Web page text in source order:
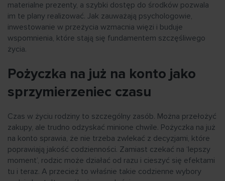
materialne prezenty, a szybki dostęp do środków pozwala
im te plany realizować. Jak zauważają psychologowie,
inwestowanie w przeżycia wzmacnia więzi i buduje
wspomnienia, które stają się fundamentem szczęśliwego
życia.
Pożyczka na już na konto jako
sprzymierzeniec czasu
Czas w życiu rodziny to szczególny zasób. Można przełożyć
zakupy, ale trudno odzyskać minione chwile. Pożyczka na już
na konto sprawia, że nie trzeba zwlekać z decyzjami, które
poprawiają jakość codzienności. Zamiast czekać na ‘lepszy
moment’, rodzic może działać od razu i cieszyć się efektami
tu i teraz. A przecież to właśnie takie codzienne wybory